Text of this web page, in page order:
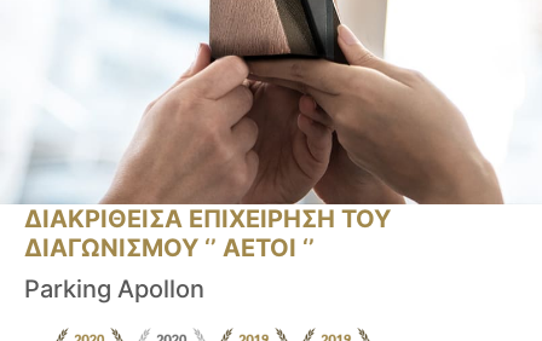
ΔΙΑΚΡΙΘΕΙΣΑ ΕΠΙΧΕΙΡΗΣΗ ΤΟΥ
ΔΙΑΓΩΝΙΣΜΟΥ ‘’ ΑΕΤΟΙ ‘’
Parking Apollon